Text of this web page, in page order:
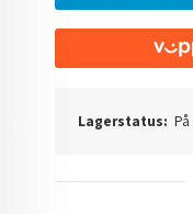
Lagerstatus: